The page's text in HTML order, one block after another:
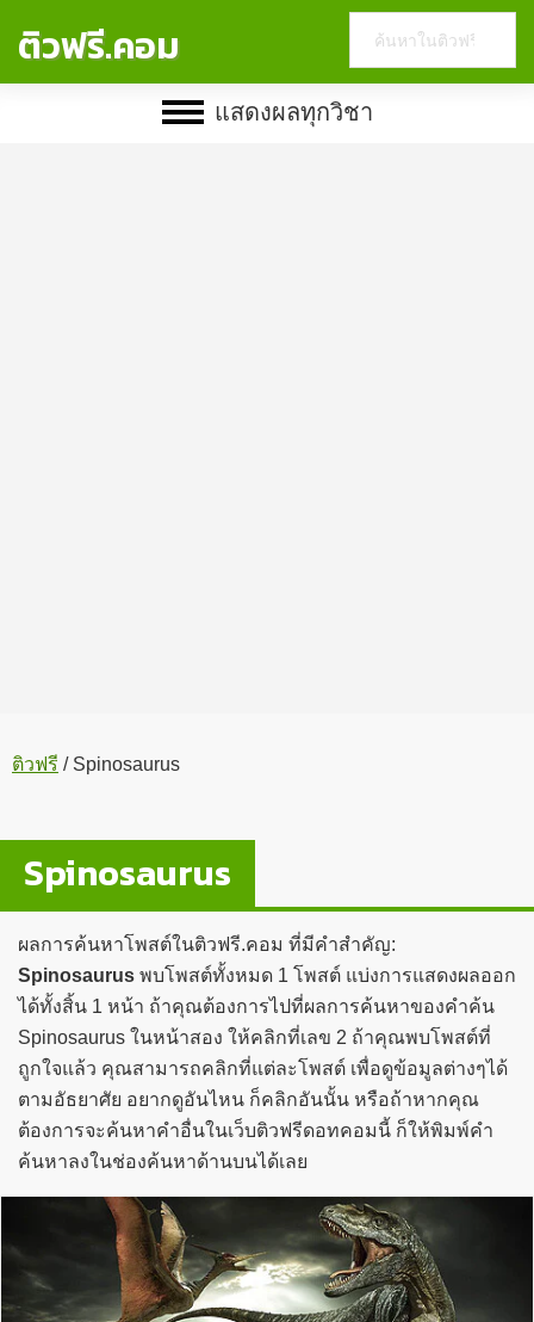
ติวฟรี.คอม
website
แสดงผลทุกวิชา
ติวฟรี /Spinosaurus
Spinosaurus
ผลการค้นหาโพสต์ในติวฟรี.คอม ที่มีคำสำคัญ:
Spinosaurus พบโพสต์ทั้งหมด 1 โพสต์ แบ่งการแสดงผลออก
ได้ทั้งสิ้น 1 หน้า ถ้าคุณต้องการไปที่ผลการค้นหาของคำค้น
Spinosaurus ในหน้าสอง ให้คลิกที่เลข 2 ถ้าคุณพบโพสต์ที่
ถูกใจแล้ว คุณสามารถคลิกที่แต่ละโพสต์ เพื่อดูข้อมูลต่างๆได้
ตามอัธยาศัย อยากดูอันไหน ก็คลิกอันนั้น หรือถ้าหากคุณ
ต้องการจะค้นหาคำอื่นในเว็บติวฟรีดอทคอมนี้ ก็ให้พิมพ์คำ
ค้นหาลงในช่องค้นหาด้านบนได้เลย